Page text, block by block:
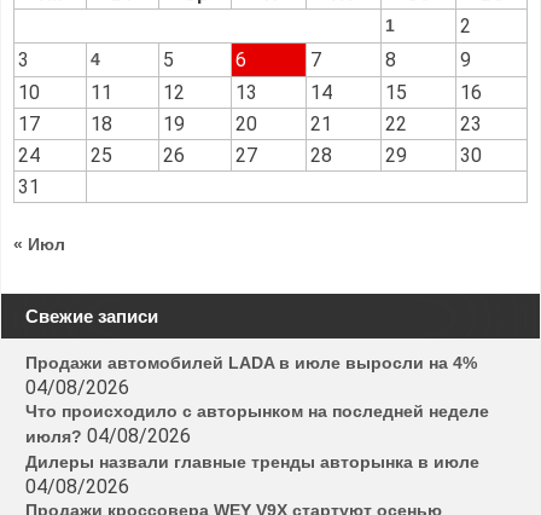
1
2
3
4 5 6 7 8
9
10
11 12 13 14 15
16
17
18 19 20 21 22
23
24
25 26 27 28 29
30
31
« Июл
Свежие записи
Продажи автомобилей LADA в июле выросли на 4%
04/08/2026
Что происходило с авторынком на последней неделе
июля? 04/08/2026
Дилеры назвали главные тренды авторынка в июле
04/08/2026
Продажи кроссовера WEY V9X стартуют осенью